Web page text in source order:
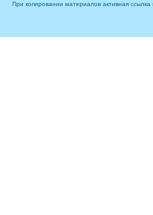
При копировании материалов активная ссылка